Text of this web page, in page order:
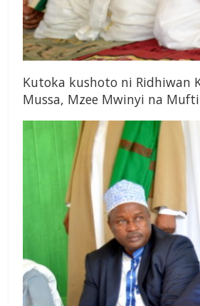
Kutoka kushoto ni Ridhiwan
Mussa, Mzee Mwinyi na